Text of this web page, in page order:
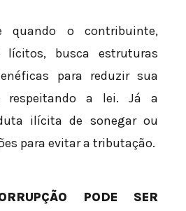
quando o contribuinte,
lícitos, busca estruturas
para reduzir sua
respeitando a lei. Já a
ilícita de sonegar ou
para evitar a tributação.
PODE SER